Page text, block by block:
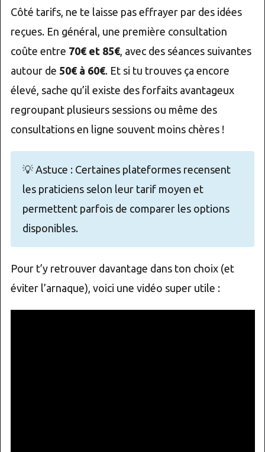
Côté tarifs, ne te laisse pas effrayer par des idées
reçues. En général, une première consultation
coûte entre 70€ et 85€, avec des séances suivantes
autour de 50€ à 60€. Et si tu trouves ça encore
élevé, sache qu’il existe des forfaits avantageux
regroupant plusieurs sessions ou même des
consultations en ligne souvent moins chères !
💡 Astuce : Certaines plateformes recensent
les praticiens selon leur tarif moyen et
permettent parfois de comparer les options
disponibles.
Pour t’y retrouver davantage dans ton choix (et
éviter l’arnaque), voici une vidéo super utile :